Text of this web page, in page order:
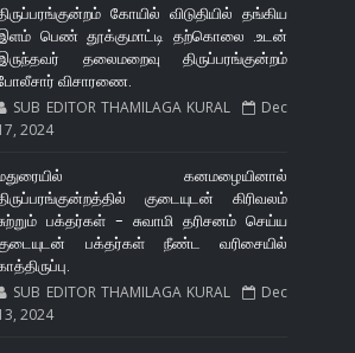
கோயில் விடுதியில் தங்கிய
பெண் தூக்குமாட்டி தற்கொலை .உடன்
தலைமறைவு திருப்பரங்குன்றம்
விசாரணை.
SUB EDITOR THAMILAGA KURAL
Dec
2024
கனமழையினால்
குடையுடன் கிரிவலம்
பக்தர்கள் - சுவாமி தரிசனம் செய்ய
பக்தர்கள் நீண்ட வரிசையில்
SUB EDITOR THAMILAGA KURAL
Dec
2024